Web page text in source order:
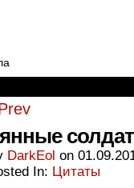
DarkEol on
In: Цитаты